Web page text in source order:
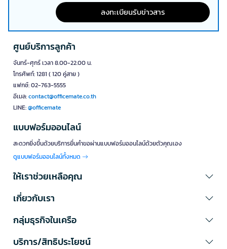
ลงทะเบียนรับข่าวสาร
ศูนย์บริการลูกค้า
จันทร์-ศุกร์ เวลา 8.00-22.00 น.
โทรศัพท์: 1281 ( 120 คู่สาย )
แฟกซ์: 02-763-5555
อีเมล:contact@officemate.co.th
LINE:@officemate
แบบฟอร์มออนไลน์
สะดวกยิ่งขึ้นด้วยบริการยื่นคำขอผ่านแบบฟอร์มออนไลน์ด้วยตัวคุณเอง
ดูแบบฟอร์มออนไลน์ทั้งหมด
ให้เราช่วยเหลือคุณ
เกี่ยวกับเรา
กลุ่มธุรกิจในเครือ
บริการ/สิทธิประโยชน์